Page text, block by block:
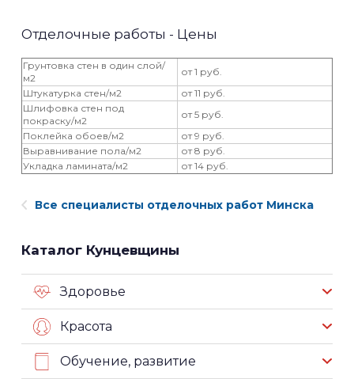
Отделочные работы - Цены
Грунтовка стен в один слой/
м2
от 1 руб.
Штукатурка стен/м2
от 11 руб.
Шлифовка стен под
покраску/м2
от 5 руб.
Поклейка обоев/м2
от 9 руб.
Выравнивание пола/м2
от 8 руб.
Укладка ламината/м2
от 14 руб.
Все специалисты отделочных работ Минска
Каталог Кунцевщины
Здоровье
Красота
Обучение, развитие